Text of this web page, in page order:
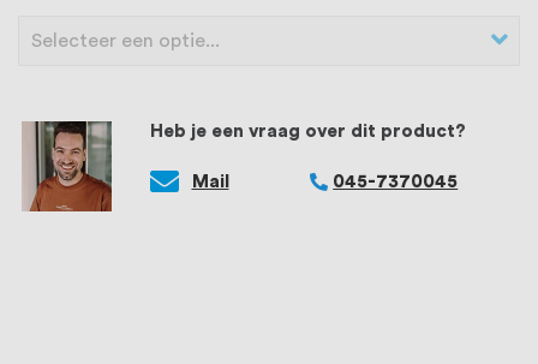
Heb je een vraag over dit product?
Mail 045-7370045